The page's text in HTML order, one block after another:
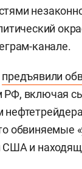
канале.
предъявили
включая
обвиняемые
США и